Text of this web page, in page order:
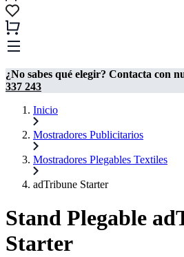
¿No sabes qué elegir? Contacta con
337 243
Inicio
Mostradores Publicitarios
Mostradores Plegables Textiles
adTribune Starter
Stand Plegable
Starter